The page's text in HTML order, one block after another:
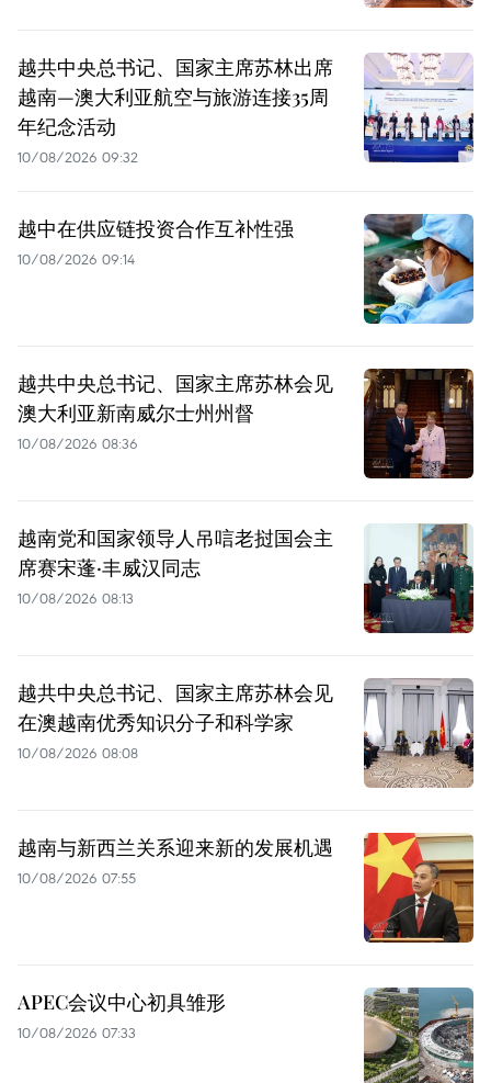
越共中央总书记、国家主席苏林出席
越南—澳大利亚航空与旅游连接35周
年纪念活动
10/08/2026 09:32
越中在供应链投资合作互补性强
10/08/2026 09:14
越共中央总书记、国家主席苏林会见
澳大利亚新南威尔士州州督
10/08/2026 08:36
越南党和国家领导人吊唁老挝国会主
席赛宋蓬·丰威汉同志
10/08/2026 08:13
越共中央总书记、国家主席苏林会见
在澳越南优秀知识分子和科学家
10/08/2026 08:08
越南与新西兰关系迎来新的发展机遇
10/08/2026 07:55
APEC会议中心初具雏形
10/08/2026 07:33